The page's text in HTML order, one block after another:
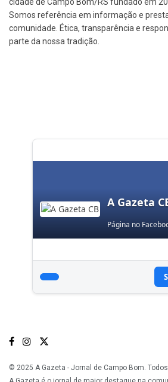
cidade de Campo Bom/RS fundado em
Somos referência em informação e
comunidade. Ética, transparência e
parte da nossa tradição.
A Gazeta
Página no
© 2025 A Gazeta - Jornal de Campo Bom.